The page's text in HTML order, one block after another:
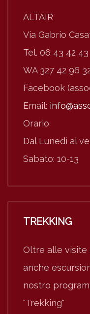
ALTAIR
Via Gabrio
Tel. 06 43 42 43
WA 327 42 96
Facebook
Email:
Orario
Dal Lunedì al
Sabato: 10-13
TREKKING
Oltre alle visite
anche
nostro
"Trekking"